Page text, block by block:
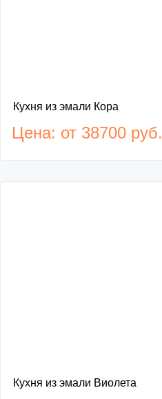
Кухня из эмали Кора
Цена: от 38700 руб.
Кухня из эмали Виолета